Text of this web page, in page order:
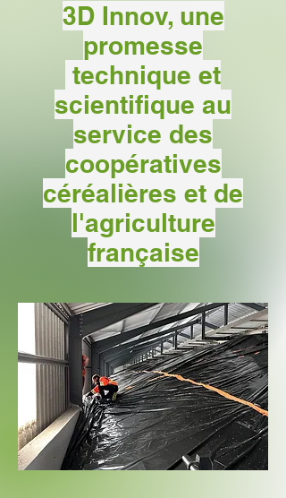
3D Innov, une
promesse
technique et
scientifique au
service des
coopératives
céréalières et de
l'agriculture
française